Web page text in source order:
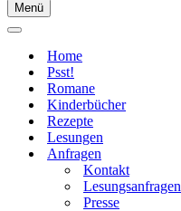
Menü
Navigationsmenü
Navigationsmenü
Home
Psst!
Romane
Kinderbücher
Rezepte
Lesungen
Anfragen
Kontakt
Lesungsanfragen
Presse